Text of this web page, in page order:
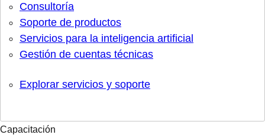
Consultoría
Soporte de productos
Servicios para la inteligencia artificial
Gestión de cuentas técnicas
Explorar servicios y soporte
Capacitación